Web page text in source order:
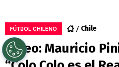
FÚTBOL CHILENO Chile
Video: Mauricio